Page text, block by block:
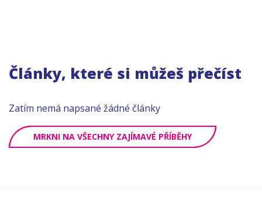
Články, které si můžeš přečíst
Zatím nemá napsané žádné články
MRKNI NA VŠECHNY ZAJÍMAVÉ PŘÍBĚHY